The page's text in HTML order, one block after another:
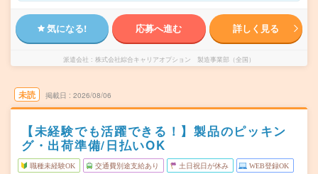
気になる! 応募へ進む 詳しく見る
派遣会社 株式会社綜合キャリアオプション 製造事業部（全国）
未読 掲載日 2026/08/06
【未経験でも活躍できる！】製品のピッキン
グ・出荷準備/日払いOK
職種未経験OK 交通費別途支給あり 土日祝日が休み WEB登録OK